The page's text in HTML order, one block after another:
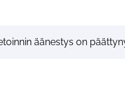
äänestys on